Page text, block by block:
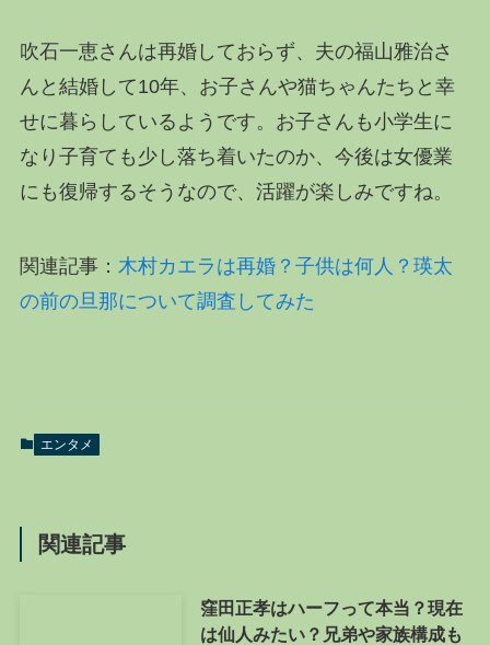
吹石一恵さんは再婚しておらず、夫の福山雅治さ
んと結婚して10年、お子さんや猫ちゃんたちと幸
せに暮らしているようです。お子さんも小学生に
なり子育ても少し落ち着いたのか、今後は女優業
にも復帰するそうなので、活躍が楽しみですね。
関連記事： 木村カエラは再婚？子供は何人？瑛太
の前の旦那について調査してみた
エンタメ
関連記事
窪田正孝はハーフって本当？現在
は仙人みたい？兄弟や家族構成も